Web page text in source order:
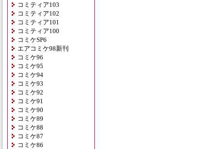
コミティア103
コミティア102
コミティア101
コミティア100
コミケSP6
エアコミケ98新刊
コミケ96
コミケ95
コミケ94
コミケ93
コミケ92
コミケ91
コミケ90
コミケ89
コミケ88
コミケ87
コミケ86